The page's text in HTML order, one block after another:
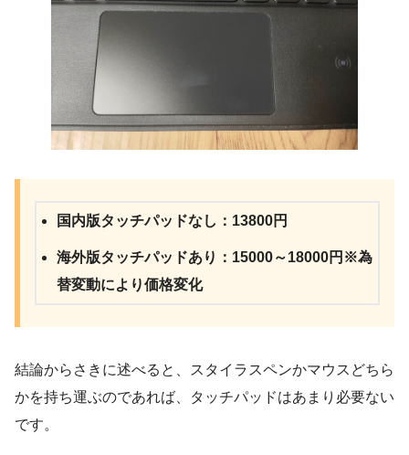
国内版タッチパッドなし：13800円
海外版タッチパッドあり：15000～18000円※為
替変動により価格変化
結論からさきに述べると、スタイラスペンかマウスどちら
かを持ち運ぶのであれば、タッチパッドはあまり必要ない
です。